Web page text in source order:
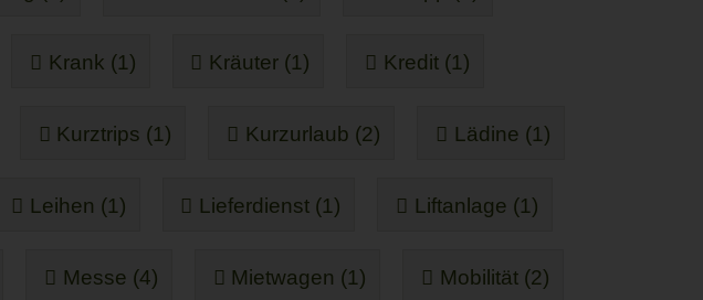
Krank (1) Kräuter (1) Kredit (1)
Kurztrips (1) Kurzurlaub (2) Lädine (1)
Leihen (1) Lieferdienst (1) Liftanlage (1)
Messe (4) Mietwagen (1) Mobilität (2)